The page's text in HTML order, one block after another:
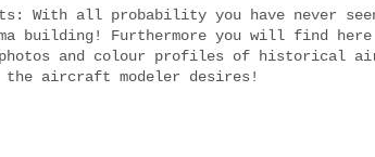
With all probability you have never
building! Furthermore you will find here
and colour profiles of historical
aircraft modeler desires!